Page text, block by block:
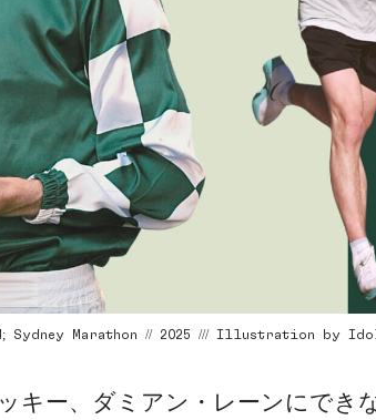
Sydney Marathon // 2025 /// Illustration by
キー、ダミアン・レーンにでき